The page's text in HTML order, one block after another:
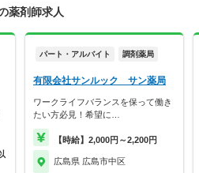
薬剤師求人
パート・アルバイト 調剤薬局
有限会社サンルック サン薬局
ワークライフバランスを保って働き
たい方必見！希望に…
【時給】2,000円～2,200円
広島県 広島市中区